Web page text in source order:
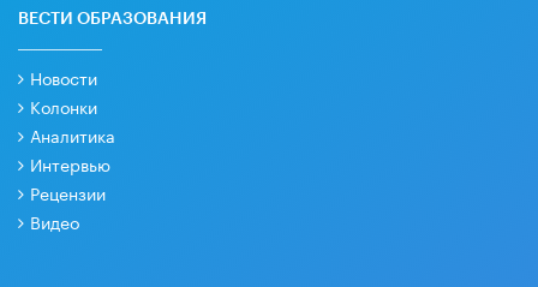
ВЕСТИ ОБРАЗОВАНИЯ
Новости
Колонки
Аналитика
Интервью
Рецензии
Видео